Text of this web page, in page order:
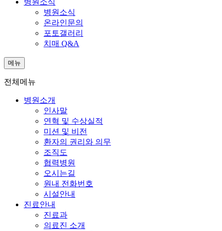
병원소식
병원소식
온라인문의
포토갤러리
치매 Q&A
메뉴
전체메뉴
병원소개
인사말
연혁 및 수상실적
미션 및 비전
환자의 권리와 의무
조직도
협력병원
오시는길
원내 전화번호
시설안내
진료안내
진료과
의료진 소개